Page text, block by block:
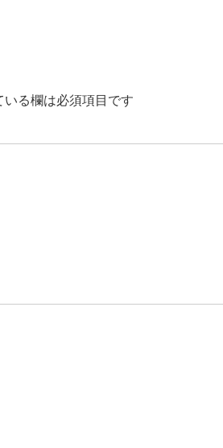
いる欄は必須項目です